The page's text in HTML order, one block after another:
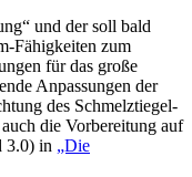
und der soll bald
Fähigkeiten zum
für das große
Anpassungen der
des Schmelztiegel-
die Vorbereitung auf
3.0) in „Die